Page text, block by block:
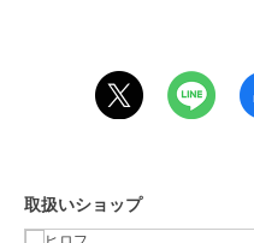
【グループについて】
印象を与えつつ、使い勝手の良
ボトムの折り込んだ仕様は、バ
取扱いショップ